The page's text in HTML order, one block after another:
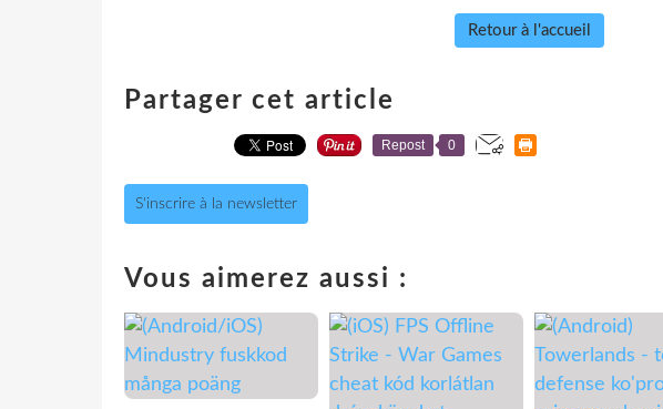
Retour à l'accueil
Partager cet article
Repost 0
S'inscrire à la newsletter
Vous aimerez aussi :